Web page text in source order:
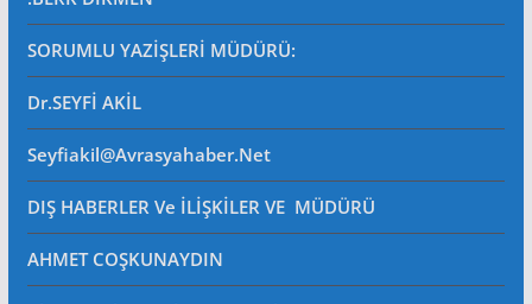
SORUMLU YAZİŞLERİ MÜDÜRÜ:
Dr.SEYFİ AKİL
Seyfiakil@avrasyahaber.net
DIŞ HABERLER Ve İLİŞKİLER VE MÜDÜRÜ
AHMET COŞKUNAYDIN